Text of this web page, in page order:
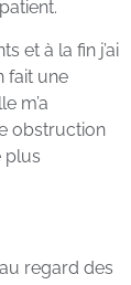
et à la fin j’ai
fait une
m’a
obstruction
plus
regard des